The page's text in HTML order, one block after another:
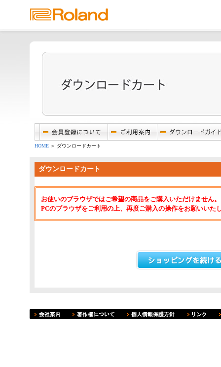
HOME ＞ ダウンロードカート
ダウンロードカート
お使いのブラウザではご希望の商品をご購入いただけません。
PCのブラウザをご利用の上、再度ご購入の操作をお願いいた